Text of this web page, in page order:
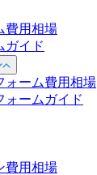
費用相場
ガイド
ォーム費用相場
ォームガイド
費用相場